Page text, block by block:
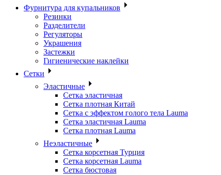
Фурнитура для купальников
Резинки
Разделители
Регуляторы
Украшения
Застежки
Гигиенические наклейки
Сетки
Эластичные
Сетка эластичная
Сетка плотная Китай
Сетка с эффектом голого тела Lauma
Сетка эластичная Lauma
Сетка плотная Lauma
Неэластичные
Сетка корсетная Турция
Сетка корсетная Lauma
Сетка бюстовая